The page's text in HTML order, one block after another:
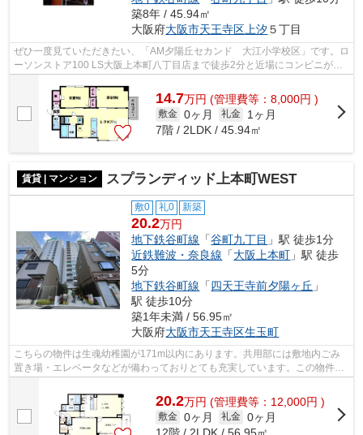
築8年 / 45.94㎡
大阪府大阪市天王寺区 上汐５丁目
ぜひ一度見ていただきたい、「AM夕陽丘セカンド 大江小学校区」です。ロ
ーソンストア100 LS大阪上本町八丁目店まで徒歩2分と近場にコンビニがあ
14.7万円 (管理費等：8,000円 )
敷金 0ヶ月 礼金
1ヶ月
7階 / 2LDK / 45.94㎡
賃貸 | マンション スプランディッド上本町WEST
敷0 礼0 新築
20.2万円
地下鉄谷町線 「谷町九丁目 」駅 徒歩1分
近鉄難波・奈良線 「大阪上本町 」駅 徒歩
5分
地下鉄谷町線 「四天王寺前夕陽ヶ丘 」
駅 徒歩10分
築1年未満 / 56.95㎡
大阪府大阪市天王寺区生玉町
こちらの物件は生魂幼稚園が171m以内にあります。共用部には敷地内ごみ
置き場・エレベータなどが備わっておりとても充実しています。この物件は
20.2万円 (管理費等：12,000円 )
敷金 0ヶ月 礼金 0ヶ月
12階 / 2LDK / 56.95㎡